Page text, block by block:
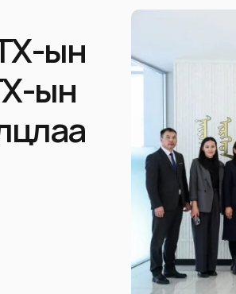
ын
ын